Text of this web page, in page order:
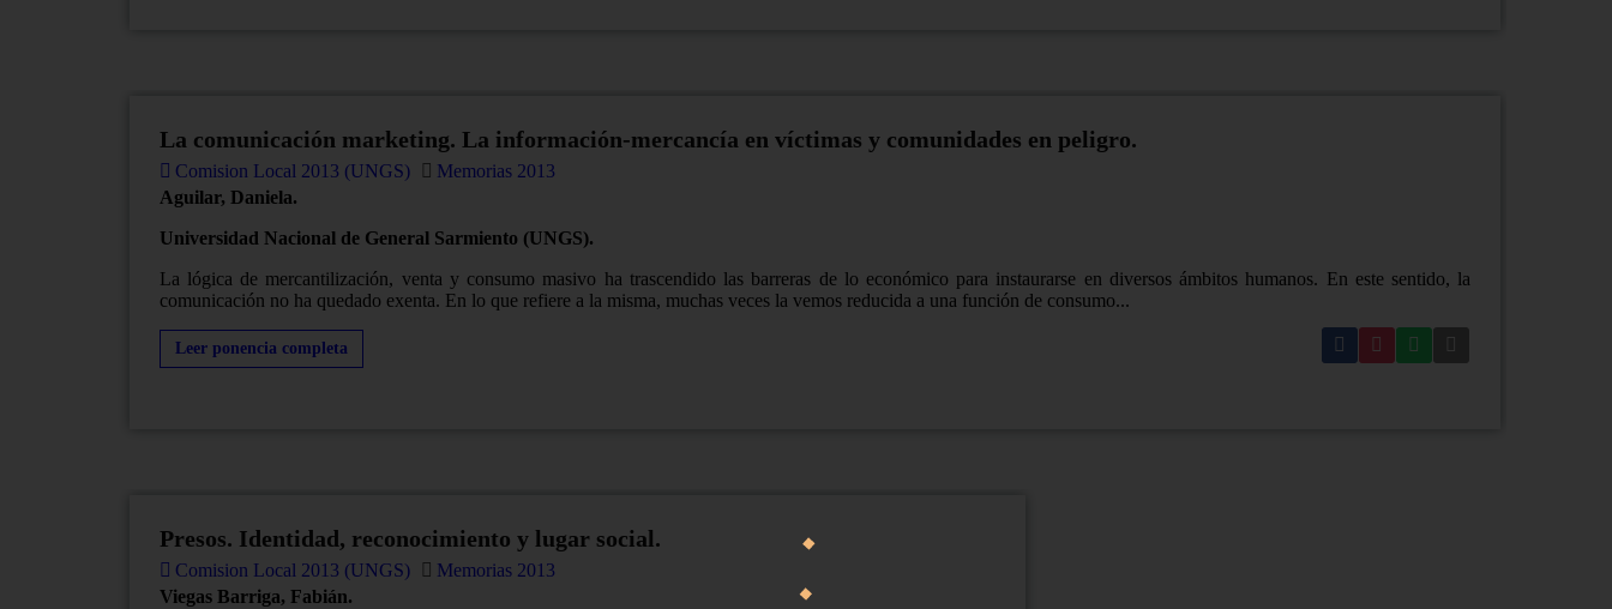
La comunicación marketing. La información-mercancía en víctimas y comunidades en peligro.
Comision Local 2013 (UNGS)
Memorias 2013
Aguilar, Daniela.
Universidad Nacional de General Sarmiento (UNGS).
La lógica de mercantilización, venta y consumo masivo ha trascendido las barreras de lo económico para instaurarse en diversos ámbitos humanos. En este sentido, la
comunicación no ha quedado exenta. En lo que refiere a la misma, muchas veces la vemos reducida a una función de consumo...
Leer ponencia completa
Presos. Identidad, reconocimiento y lugar social.
Comision Local 2013 (UNGS)
Memorias 2013
Viegas Barriga, Fabián.